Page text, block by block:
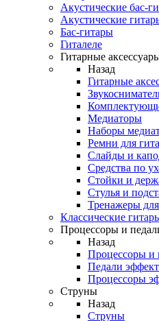
Акустические бас-
Акустические
Бас-гитары
Гиталеле
Гитарные
Назад
Гитарные
Медиаторы
Наборы
Ремни для
Слайды и
Средства по
Стойки и
Стулья и
Тренажеры
Классические
Процессоры и
Назад
Процессоры и
Педали
Процессоры
Струны
Назад
Струны